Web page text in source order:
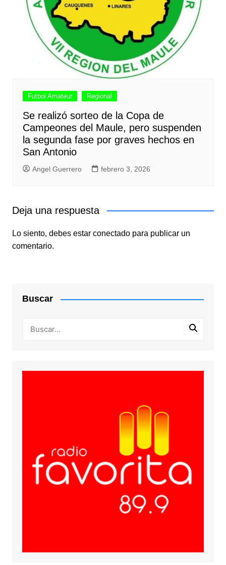
Futbol Amateur Regional
Se realizó sorteo de la Copa de
Campeones del Maule, pero suspenden
la segunda fase por graves hechos en
San Antonio
Angel Guerrero febrero 3, 2026
Deja una respuesta
Lo siento, debes estar conectadopara publicar un
comentario.
Buscar